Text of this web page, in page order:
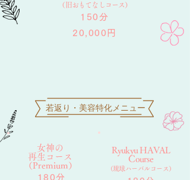
​（旧おもてなしコース）
150分
20,000円
若返り・美容特化メニュー
女神の
再生コース
​（Premium）
180分
Ryukyu HAVAL
Course
（琉球ハーバルコース）